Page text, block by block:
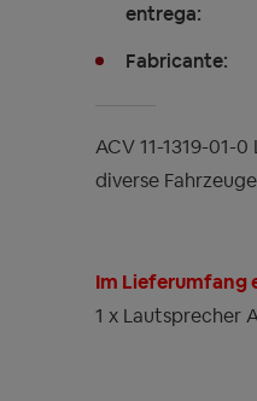
entrega:
Fabricante:
ACV 11-1319-
diverse
Im Lieferumfang
1 x Lautsprecher